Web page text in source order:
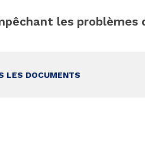
les problèmes
LES DOCUMENTS